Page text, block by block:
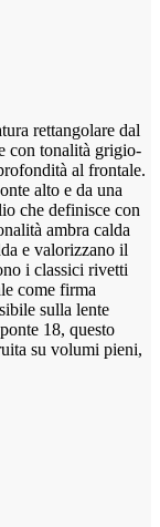
con tonalità grigio-
al frontale.
alto e da una
che definisce con
ambra calda
e valorizzano il
i classici rivetti
come firma
sulla lente
18, questo
su volumi pieni,